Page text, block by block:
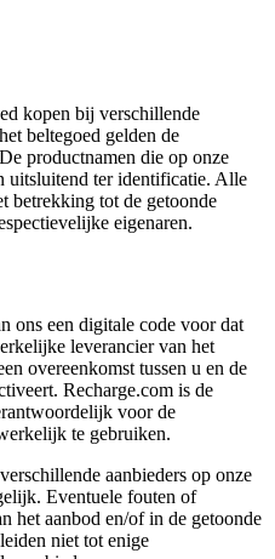
kopen bij verschillende
beltegoed gelden de
productnamen die op onze
uitsluitend ter identificatie. Alle
betrekking tot de getoonde
eigenaren.
ons een digitale code voor dat
leverancier van het
overeenkomst tussen u en de
Recharge.com is de
voor de
te gebruiken.
aanbieders op onze
Eventuele fouten of
het aanbod en/of in de getoonde
niet tot enige